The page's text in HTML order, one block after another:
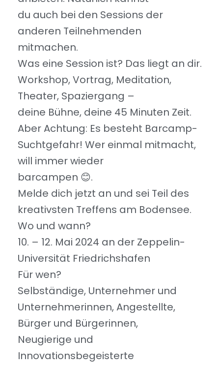
du auch bei den Sessions der
anderen Teilnehmenden
mitmachen.
Was eine Session ist? Das liegt an dir.
Workshop, Vortrag, Meditation,
Theater, Spaziergang –
deine Bühne, deine 45 Minuten Zeit.
Aber Achtung: Es besteht Barcamp-
Suchtgefahr! Wer einmal mitmacht,
will immer wieder
barcampen 😊.
Melde dich jetzt an und sei Teil des
kreativsten Treffens am Bodensee.
Wo und wann?
10. – 12. Mai 2024 an der Zeppelin-
Universität Friedrichshafen
Für wen?
Selbständige, Unternehmer und
Unternehmerinnen, Angestellte,
Bürger und Bürgerinnen,
Neugierige und
Innovationsbegeisterte